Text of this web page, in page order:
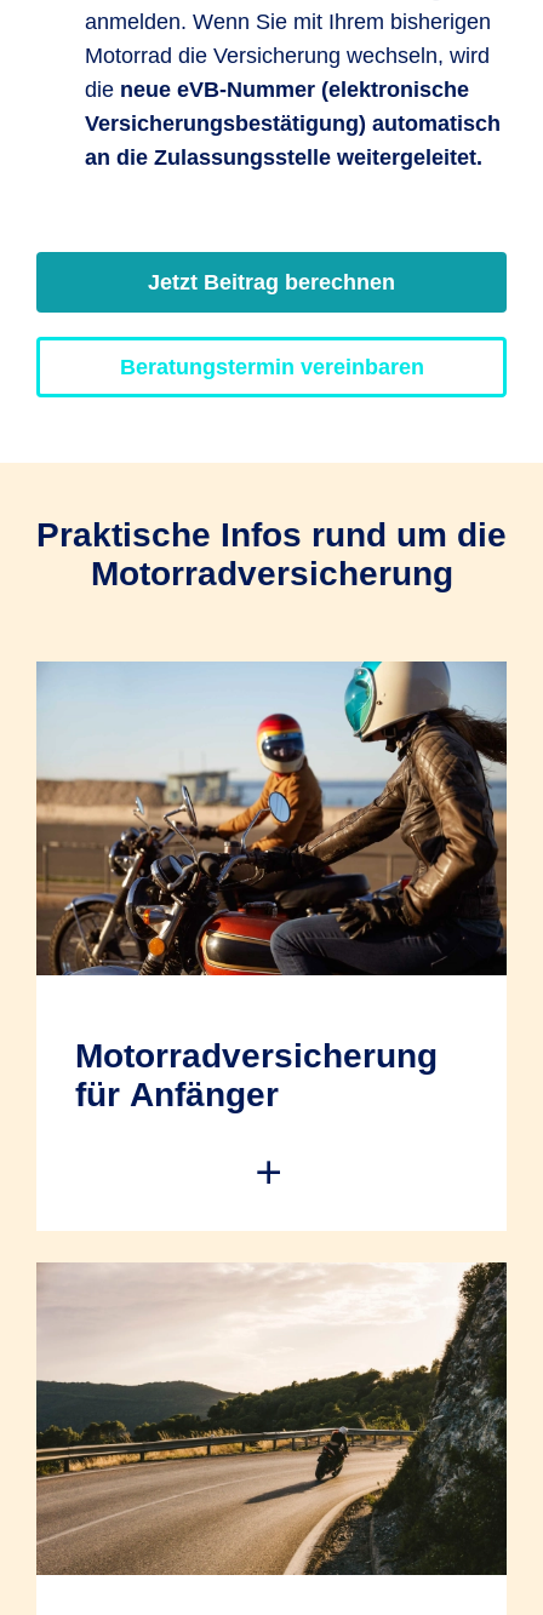
anmelden. Wenn Sie mit Ihrem bisherigen
Motorrad die Versicherung wechseln, wird
die neue eVB-Nummer (elektronische
Versicherungsbestätigung) automatisch
an die Zulassungsstelle weitergeleitet.
Jetzt Beitrag berechnen
Beratungstermin vereinbaren
Praktische Infos rund um die
Motorradversicherung
Motorradversicherung
für Anfänger
Der Start in die Motorradwelt ist
Fahranfänger haben ein erhöhtes
Unfallrisiko, was sich auf die Kosten der
Versicherung auswirkt. Umso wichtiger ist
es, von Anfang an gut abgesichert zu
sein. Wenn Sie wissen, welche
Versicherung für Sie sinnvoll ist und wie